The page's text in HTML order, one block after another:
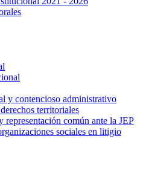
y contencioso administrativo
territoriales
representación común ante la JEP
sociales en litigio